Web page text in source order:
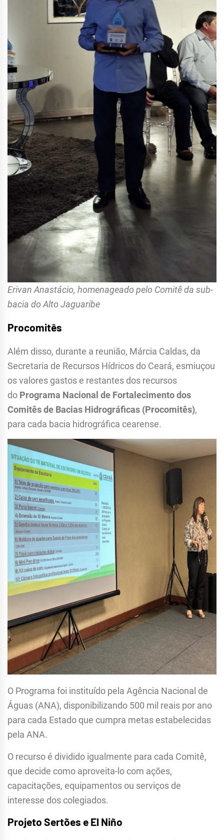
Erivan Anastácio, homenageado pelo Comitê da sub-
bacia do Alto Jaguaribe
Procomitês
Além disso, durante a reunião, Márcia Caldas, da
Secretaria de Recursos Hídricos do Ceará, esmiuçou
os valores gastos e restantes dos recursos
do Programa Nacional de Fortalecimento dos
Comitês de Bacias Hidrográficas (Procomitês),
para cada bacia hidrográfica cearense.
O Programa foi instituído pela Agência Nacional de
Águas (ANA), disponibilizando 500 mil reais por ano
para cada Estado que cumpra metas estabelecidas
pela ANA.
O recurso é dividido igualmente para cada Comitê,
que decide como aproveita-lo com ações,
capacitações, equipamentos ou serviços de
interesse dos colegiados.
Projeto Sertões e El Niño